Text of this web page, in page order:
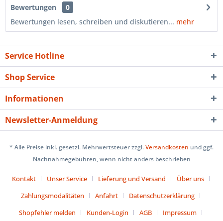
Bewertungen
0
Bewertungen lesen, schreiben und diskutieren... mehr
Service Hotline
Shop Service
Informationen
Newsletter-Anmeldung
* Alle Preise inkl. gesetzl. Mehrwertsteuer zzgl.Versandkosten und ggf.
Nachnahmegebühren, wenn nicht anders beschrieben
Kontakt Unser Service Lieferung und Versand
Über uns
Zahlungsmodalitäten
Anfahrt
Datenschutzerklärung
Shopfehler melden
Kunden-Login AGB Impressum